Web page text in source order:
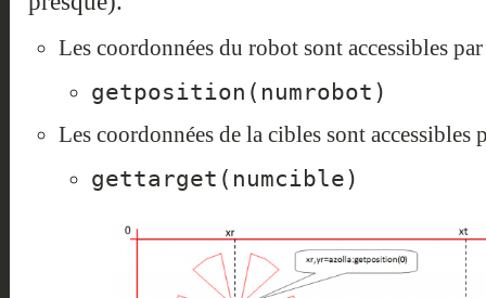
Les coordonnées du robot sont accessibles
getposition(numrobot)
Les coordonnées de la cibles sont accessibles
gettarget(numcible)